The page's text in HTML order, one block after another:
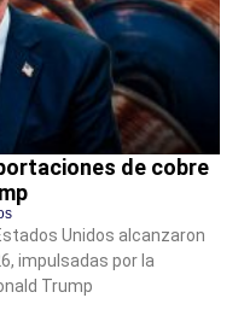
de cobre
Unidos alcanzaron
impulsadas por la
Trump